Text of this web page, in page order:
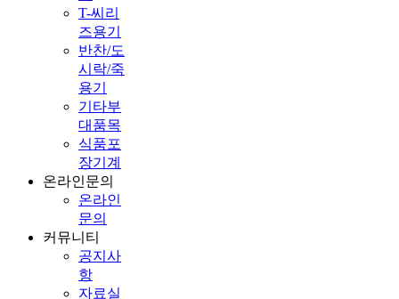
T-씨리
즈용기
반찬/도
시락/죽
용기
기타부
대품목
식품포
장기계
온라인문의
온라인
문의
커뮤니티
공지사
항
자료실